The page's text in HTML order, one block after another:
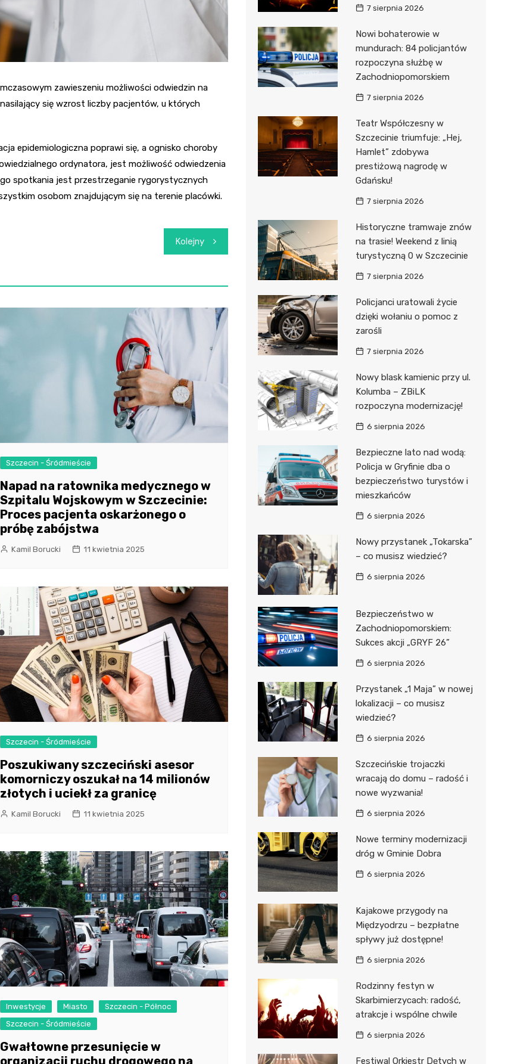
zawieszeniu możliwości odwiedzin na
się wzrost liczby pacjentów, u których
epidemiologiczna poprawi się, a ognisko choroby
ordynatora, jest możliwość odwiedzenia
spotkania jest przestrzeganie rygorystycznych
osobom znajdującym się na terenie placówki.
Kolejny
Szczecin - Śródmieście
Napad na ratownika medycznego w
Szpitalu Wojskowym w Szczecinie:
Proces pacjenta oskarżonego o
próbę zabójstwa
Kamil Borucki 11 kwietnia 2025
Szczecin - Śródmieście
Poszukiwany szczeciński asesor
komorniczy oszukał na 14 milionów
złotych i uciekł za granicę
Kamil Borucki 11 kwietnia 2025
Inwestycje Miasto
Szczecin - Północ
Szczecin - Śródmieście
Gwałtowne przesunięcie w
organizacji ruchu drogowego na
7 sierpnia 2026
Nowi bohaterowie w
mundurach: 84 policjantów
rozpoczyna służbę w
Zachodniopomorskiem
7 sierpnia 2026
Teatr Współczesny w
Szczecinie triumfuje: „Hej,
Hamlet” zdobywa
prestiżową nagrodę w
Gdańsku!
7 sierpnia 2026
Historyczne tramwaje znów
na trasie! Weekend z linią
turystyczną 0 w Szczecinie
7 sierpnia 2026
Policjanci uratowali życie
dzięki wołaniu o pomoc z
zarośli
7 sierpnia 2026
Nowy blask kamienic przy ul.
Kolumba – ZBiLK
rozpoczyna modernizację!
6 sierpnia 2026
Bezpieczne lato nad wodą:
Policja w Gryfinie dba o
bezpieczeństwo turystów i
mieszkańców
6 sierpnia 2026
Nowy przystanek „Tokarska”
– co musisz wiedzieć?
6 sierpnia 2026
Bezpieczeństwo w
Zachodniopomorskiem:
Sukces akcji „GRYF 26”
6 sierpnia 2026
Przystanek „1 Maja” w nowej
lokalizacji – co musisz
wiedzieć?
6 sierpnia 2026
Szczecińskie trojaczki
wracają do domu – radość i
nowe wyzwania!
6 sierpnia 2026
Nowe terminy modernizacji
dróg w Gminie Dobra
6 sierpnia 2026
Kajakowe przygody na
Międzyodrzu – bezpłatne
spływy już dostępne!
6 sierpnia 2026
Rodzinny festyn w
Skarbimierzycach: radość,
atrakcje i wspólne chwile
6 sierpnia 2026
Festiwal Orkiestr Dętych w